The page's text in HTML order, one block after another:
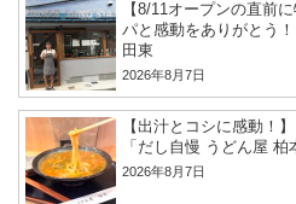
【8/11オープンの直前
パと感動をありがとう
田東
2026年8月7日
【出汁とコシに感動！
「だし自慢 うどん屋 柏
2026年8月7日